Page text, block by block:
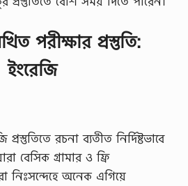
পরীক্ষার প্রস্তুতি:
ইংরেজি
রচনা ব্যতীত নির্দিষ্টভাবে
বেসিক গ্রামার ও ফ্রি
নিঃসন্দেহে অনেক এগিয়ে